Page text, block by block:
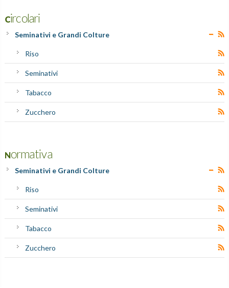
Circolari
Seminativi e Grandi Colture
Riso
Seminativi
Tabacco
Zucchero
Normativa
Seminativi e Grandi Colture
Riso
Seminativi
Tabacco
Zucchero